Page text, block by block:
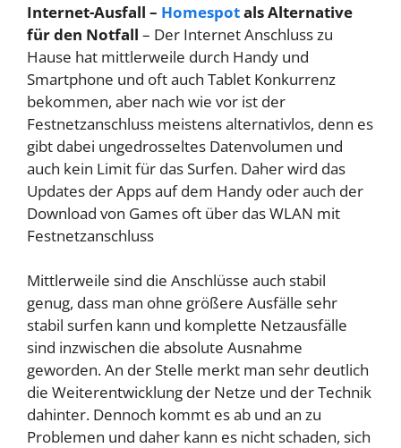
Internet-Ausfall – Homespotals Alternative
für den Notfall – Der Internet Anschluss zu
Hause hat mittlerweile durch Handy und
Smartphone und oft auch Tablet Konkurrenz
bekommen, aber nach wie vor ist der
Festnetzanschluss meistens alternativlos, denn es
gibt dabei ungedrosseltes Datenvolumen und
auch kein Limit für das Surfen. Daher wird das
Updates der Apps auf dem Handy oder auch der
Download von Games oft über das WLAN mit
Festnetzanschluss
Mittlerweile sind die Anschlüsse auch stabil
genug, dass man ohne größere Ausfälle sehr
stabil surfen kann und komplette Netzausfälle
sind inzwischen die absolute Ausnahme
geworden. An der Stelle merkt man sehr deutlich
die Weiterentwicklung der Netze und der Technik
dahinter. Dennoch kommt es ab und an zu
Problemen und daher kann es nicht schaden, sich